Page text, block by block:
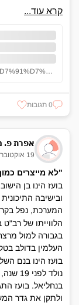
קרא עוד...
https://noflim.org.il/%D7%A8%D7%91%D7%98-%D7%91%D7%95%D7%A2%D7%96-%D7%9E%D7%A0%D7%A9%D7%94-%D7%99%D7%95%D7%92%D7%91/
0 תגובות
אפרת פ.
19 אוקטובר 2023
"לא מייצרים
בועז הינו בן
ובישיבה
המערכת, נפל
הלווייתו של
בגבורה למול
העלמין בדולב
בועז הינו בנם
נולד
בנחליאל. בועז
ולתקן את גדר